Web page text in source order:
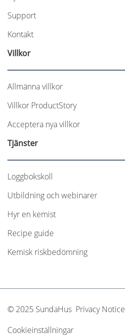
Support
Kontakt
Villkor
Allmänna villkor
Villkor ProductStory
Acceptera nya villkor
Tjänster
Loggbokskoll
Utbildning och webinarer
Hyr en kemist
Recipe guide
Kemisk riskbedömning
© 2025 SundaHus Privacy Notice
Cookieinställningar